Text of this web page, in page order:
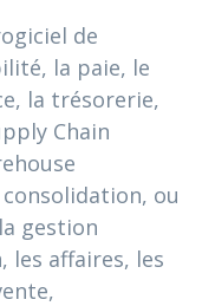
de
la paie, le
la trésorerie,
Chain
ou
gestion
les affaires, les